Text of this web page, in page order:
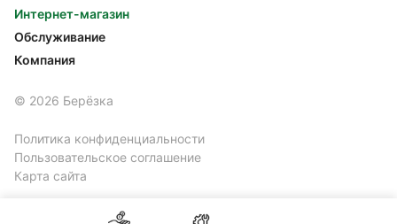
Интернет-магазин
Обслуживание
Компания
© 2026 Берёзка
Политика конфиденциальности
Пользовательское соглашение
Карта сайта